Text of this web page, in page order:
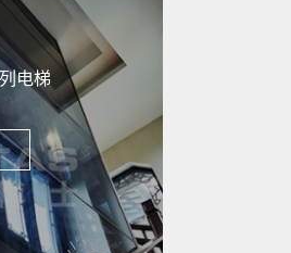
电梯